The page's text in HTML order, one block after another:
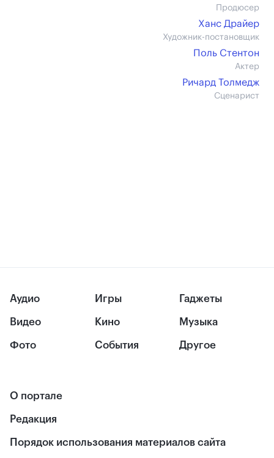
Продюсер
Ханс Драйер
Художник-постановщик
Поль Стентон
Актер
Ричард Толмедж
Сценарист
Аудио
Видео
Фото
Игры
Кино
События
Гаджеты
Музыка
Другое
О портале
Редакция
Порядок использования материалов сайта